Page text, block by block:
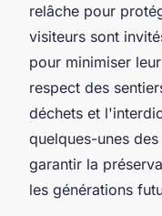
relâche pour
visiteurs sont
pour minimiser
respect des
déchets et
quelques-unes
garantir la
les générations